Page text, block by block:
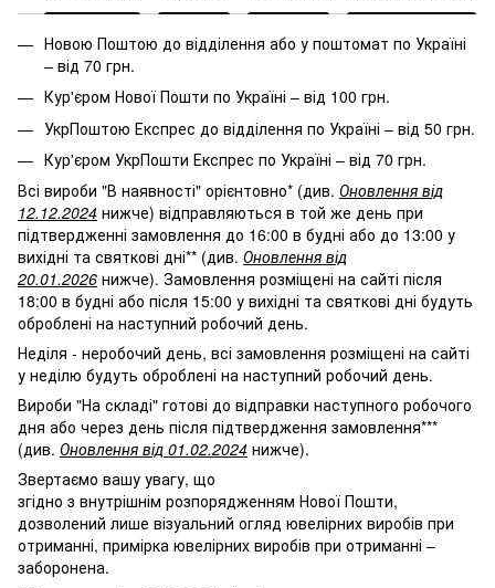
Новою Поштою до відділення або у поштомат по Україні
– від 70 грн.
Кур'єром Нової Пошти по Україні – від 100 грн.
УкрПоштою Експрес до відділення по Україні – від 50 грн.
Кур'єром УкрПошти Експрес по Україні – від 70 грн.
Всі вироби "В наявності" орієнтовно* (див. Оновлення від
12.12.2024 нижче) відправляються в той же день при
підтвердженні замовлення до 16:00 в будні або до 13:00 у
вихідні та святкові дні** (див. Оновлення від
20.01.2026 нижче). Замовлення розміщені на сайті після
18:00 в будні або після 15:00 у вихідні та святкові дні будуть
оброблені на наступний робочий день.
Неділя - неробочий день, всі замовлення розміщені на сайті
у неділю будуть оброблені на наступний робочий день.
Вироби "На складі" готові до відправки наступного робочого
дня або через день після підтвердження замовлення***
(див. Оновлення від 01.02.2024 нижче).
Звертаємо вашу увагу, що
згідно з внутрішнім розпорядженням Нової Пошти,
дозволений лише візуальний огляд ювелірних виробів при
отриманні, примірка ювелірних виробів при отриманні –
заборонена.